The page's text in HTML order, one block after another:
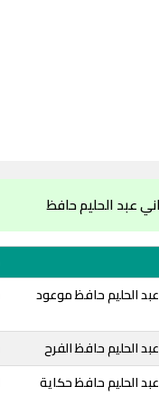
عبد الحليم حافظ
الحليم حافظ موعود
الحليم حافظ الفرح
الحليم حافظ حكاية